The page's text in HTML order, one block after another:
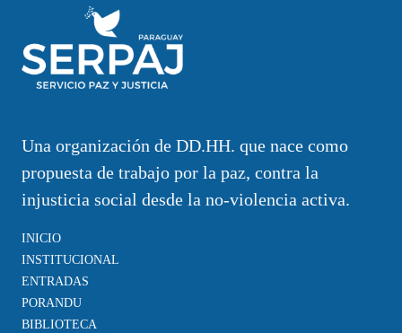
Una organización de DD.HH. que nace como
propuesta de trabajo por la paz, contra la
injusticia social desde la no-violencia activa.
INICIO
INSTITUCIONAL
ENTRADAS
PORANDU
BIBLIOTECA